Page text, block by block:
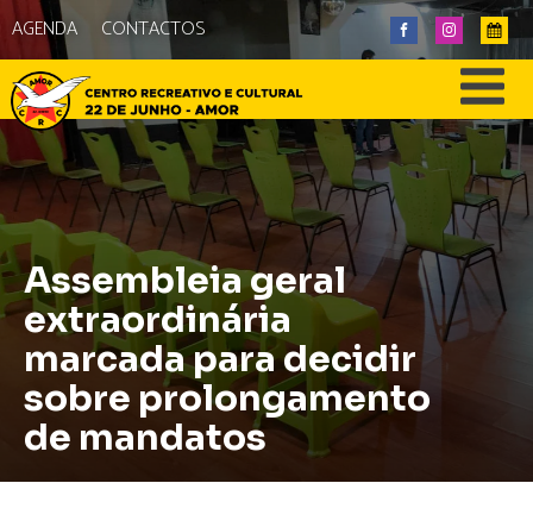
AGENDA CONTACTOS
Assembleia geral
extraordinária
marcada para decidir
sobre prolongamento
de mandatos